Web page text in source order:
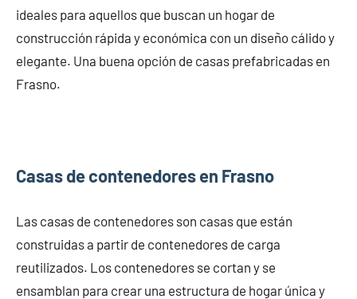
ideales para aquellos que buscan un hogar de
construcción rápida y económica con un diseño cálido y
elegante. Una buena opción de casas prefabricadas en
Frasno.
Casas de contenedores en Frasno
Las casas de contenedores son casas que están
construidas a partir de contenedores de carga
reutilizados. Los contenedores se cortan y se
ensamblan para crear una estructura de hogar única y